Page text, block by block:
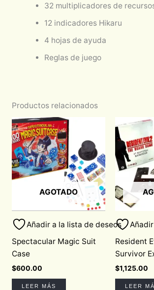
32 multiplicadores de
12 indicadores Hikaru
4 hojas de ayuda
Reglas de juego
Productos relacionados
AGOTADO
Añadir a la lista de deseos
Spectacular Magic Suit
Case
$600.00
LEER MÁS
Resident
Survivor
$1,125.00
LEER